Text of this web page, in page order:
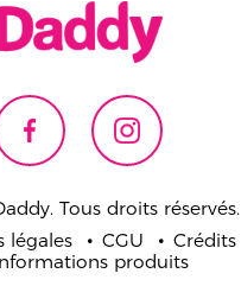
Tous droits réservés.
légales
CGU
Crédits
produits